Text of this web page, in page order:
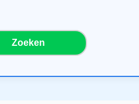
Zoeken